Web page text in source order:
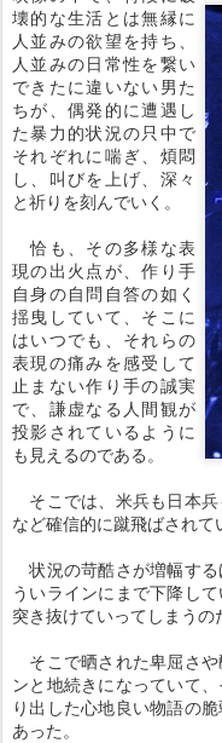
壊的な生活とは無縁に
人並みの欲望を持ち、
人並みの日常性を繋い
できたに違いない男た
ちが、偶発的に遭遇し
た暴力的状況の只中で
それぞれに喘ぎ、煩悶
し、叫びを上げ、深々
と祈りを刻んでいく。
恰も、その多様な表
現の出火点が、作り手
自身の自問自答の如く
揺曳していて、そこに
はいつでも、それらの
表現の痛みを感受して
止まない作り手の誠実
で、謙虚なる人間観が
投影されているように
も見えるのである。
そこでは、米兵も日本
など確信的に蹴飛ばされて
状況の苛酷さが増幅す
ういラインにまで下降し
突き抜けていってしまうの
そこで晒された卑屈さ
ンと地続きになっていて
り出した心地良い物語の
あった。